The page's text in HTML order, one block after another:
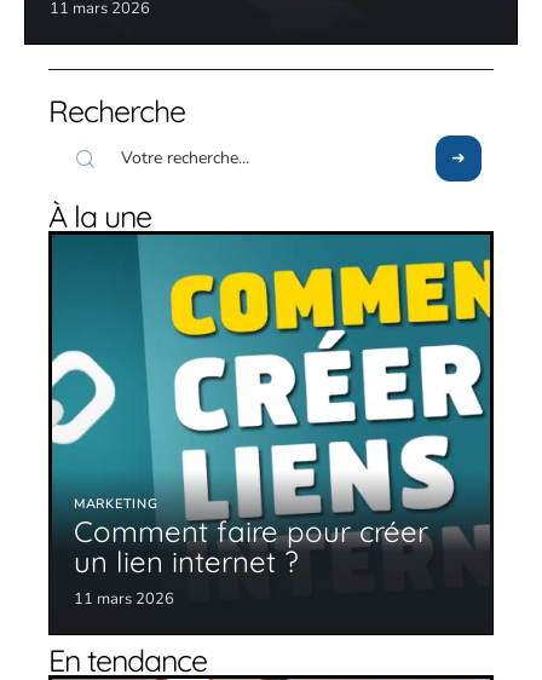
11 mars 2026
Recherche
À la une
MARKETING
Comment faire pour créer
un lien internet ?
11 mars 2026
En tendance